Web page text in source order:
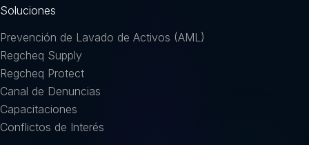
Soluciones
Prevención de Lavado de Activos (AML)
Regcheq Supply
Regcheq Protect
Canal de Denuncias
Capacitaciones
Conflictos de Interés